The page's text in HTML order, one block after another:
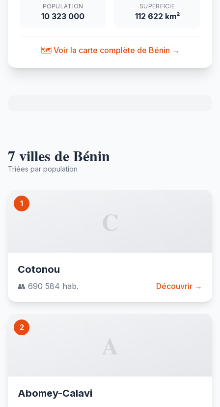
POPULATION
10 323 000
SUPERFICIE
112 622 km²
🗺️ Voir la carte complète de Bénin →
7 villes de Bénin
Triées par population
1
C
Cotonou
👥 690 584 hab. Découvrir →
2
A
Abomey-Calavi